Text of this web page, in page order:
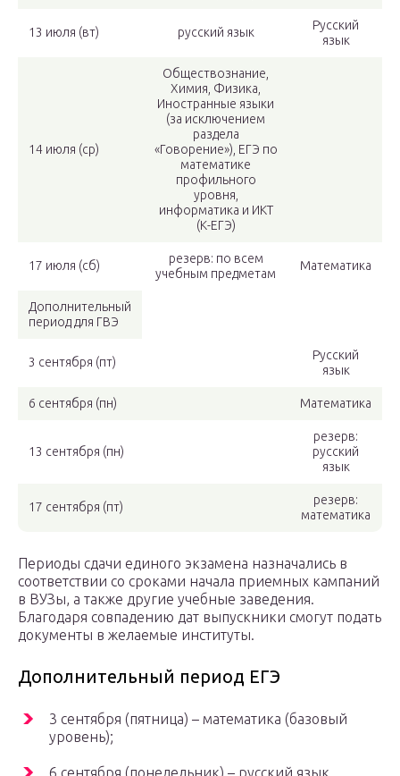
13 июля (вт) русский язык
Русский
язык
14 июля (ср)
Обществознание,
Химия, Физика,
Иностранные языки
(за исключением
раздела
«Говорение»), ЕГЭ по
математике
профильного
уровня,
информатика и ИКТ
(К-ЕГЭ)
17 июля (сб)
резерв: по всем
учебным предметам
Математика
Дополнительный
период для ГВЭ
3 сентября (пт)
Русский
язык
6 сентября (пн) Математика
13 сентября (пн)
резерв:
русский
язык
17 сентября (пт)
резерв:
математика
Периоды сдачи единого экзамена назначались в
соответствии со сроками начала приемных кампаний
в ВУЗы, а также другие учебные заведения.
Благодаря совпадению дат выпускники смогут подать
документы в желаемые институты.
Дополнительный период ЕГЭ
3 сентября (пятница) – математика (базовый
уровень);
6 сентября (понедельник) – русский язык.